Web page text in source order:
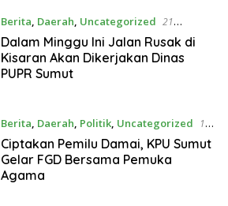
Berita, Daerah, Uncategorized 21
November 2024
Dalam Minggu Ini Jalan Rusak di
Kisaran Akan Dikerjakan Dinas
PUPR Sumut
Berita, Daerah, Politik, Uncategorized
14
November 2024
Ciptakan Pemilu Damai, KPU Sumut
Gelar FGD Bersama Pemuka
Agama